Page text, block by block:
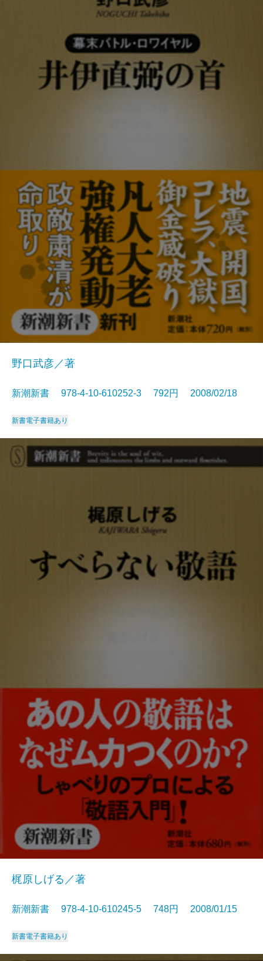
野口武彦／著
新潮新書 978-4-10-610252-3 792円 2008/02/18
新書電子書籍あり
梶原しげる／著
新潮新書 978-4-10-610245-5 748円 2008/01/15
新書電子書籍あり